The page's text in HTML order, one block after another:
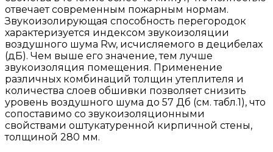
отвечает современным пожарным нормам.
Звукоизолирующая способность перегородок
характеризуется индексом звукоизоляции
воздушного шума Rw, исчисляемого в децибелах
(дБ). Чем выше его значение, тем лучше
звукоизоляция помещения. Применение
различных комбинаций толщин утеплителя и
количества слоев обшивки позволяет снизить
уровень воздушного шума до 57 Дб (см. табл.1), что
сопоставимо со звукоизоляционными
свойствами оштукатуренной кирпичной стены,
толщиной 280 мм.